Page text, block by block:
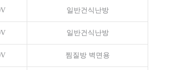
일반건식난방
일반건식난방
찜질방 벽면용